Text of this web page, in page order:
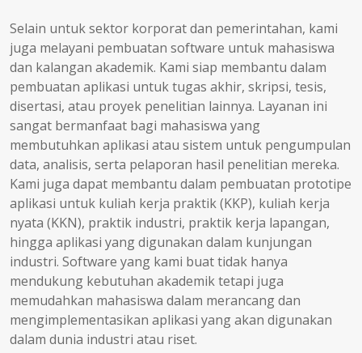
Selain untuk sektor korporat dan pemerintahan, kami
juga melayani pembuatan software untuk mahasiswa
dan kalangan akademik. Kami siap membantu dalam
pembuatan aplikasi untuk tugas akhir, skripsi, tesis,
disertasi, atau proyek penelitian lainnya. Layanan ini
sangat bermanfaat bagi mahasiswa yang
membutuhkan aplikasi atau sistem untuk pengumpulan
data, analisis, serta pelaporan hasil penelitian mereka.
Kami juga dapat membantu dalam pembuatan prototipe
aplikasi untuk kuliah kerja praktik (KKP), kuliah kerja
nyata (KKN), praktik industri, praktik kerja lapangan,
hingga aplikasi yang digunakan dalam kunjungan
industri. Software yang kami buat tidak hanya
mendukung kebutuhan akademik tetapi juga
memudahkan mahasiswa dalam merancang dan
mengimplementasikan aplikasi yang akan digunakan
dalam dunia industri atau riset.